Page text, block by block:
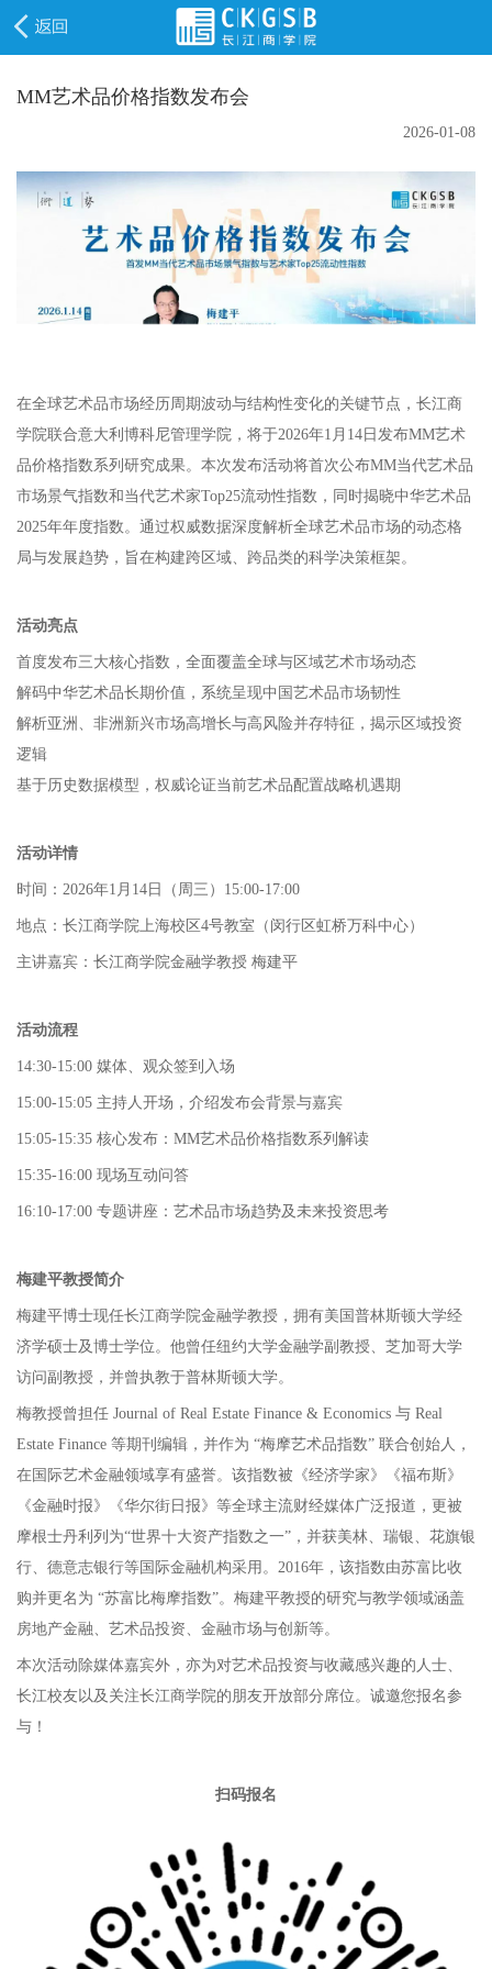
MM艺术品价格指数发布会
2026-01-08
在全球艺术品市场经历周期波动与结构性变化的关键节点，长江商
学院联合意大利博科尼管理学院，将于2026年1月14日发布MM艺术
品价格指数系列研究成果。本次发布活动将首次公布MM当代艺术品
市场景气指数和当代艺术家Top25流动性指数，同时揭晓中华艺术品
2025年年度指数。通过权威数据深度解析全球艺术品市场的动态格
局与发展趋势，旨在构建跨区域、跨品类的科学决策框架。
活动亮点
首度发布三大核心指数，全面覆盖全球与区域艺术市场动态
解码中华艺术品长期价值，系统呈现中国艺术品市场韧性
解析亚洲、非洲新兴市场高增长与高风险并存特征，揭示区域投资
逻辑
基于历史数据模型，权威论证当前艺术品配置战略机遇期
活动详情
时间：2026年1月14日（周三）15:00-17:00
地点：长江商学院上海校区4号教室（闵行区虹桥万科中心）
主讲嘉宾：长江商学院金融学教授 梅建平
活动流程
14:30-15:00 媒体、观众签到入场
15:00-15:05 主持人开场，介绍发布会背景与嘉宾
15:05-15:35 核心发布：MM艺术品价格指数系列解读
15:35-16:00 现场互动问答
16:10-17:00 专题讲座：艺术品市场趋势及未来投资思考
梅建平教授简介
梅建平博士现任长江商学院金融学教授，拥有美国普林斯顿大学经
济学硕士及博士学位。他曾任纽约大学金融学副教授、芝加哥大学
访问副教授，并曾执教于普林斯顿大学。
梅教授曾担任 Journal of Real Estate Finance & Economics 与 Real
Estate Finance 等期刊编辑，并作为 “梅摩艺术品指数” 联合创始人，
在国际艺术金融领域享有盛誉。该指数被《经济学家》《福布斯》
《金融时报》《华尔街日报》等全球主流财经媒体广泛报道，更被
摩根士丹利列为“世界十大资产指数之一”，并获美林、瑞银、花旗银
行、德意志银行等国际金融机构采用。2016年，该指数由苏富比收
购并更名为 “苏富比梅摩指数”。梅建平教授的研究与教学领域涵盖
房地产金融、艺术品投资、金融市场与创新等。
本次活动除媒体嘉宾外，亦为对艺术品投资与收藏感兴趣的人士、
长江校友以及关注长江商学院的朋友开放部分席位。诚邀您报名参
与！
扫码报名